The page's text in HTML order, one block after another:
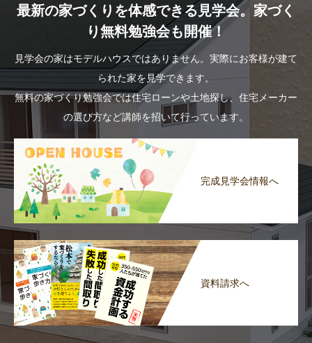
最新の家づくりを体感できる見学会。家づく
り無料勉強会も開催！
見学会の家はモデルハウスではありません。実際にお客様が建て
られた家を見学できます。
無料の家づくり勉強会では住宅ローンや土地探し、住宅メーカー
の選び方など講師を招いて行っています。
完成見学会情報へ
資料請求へ